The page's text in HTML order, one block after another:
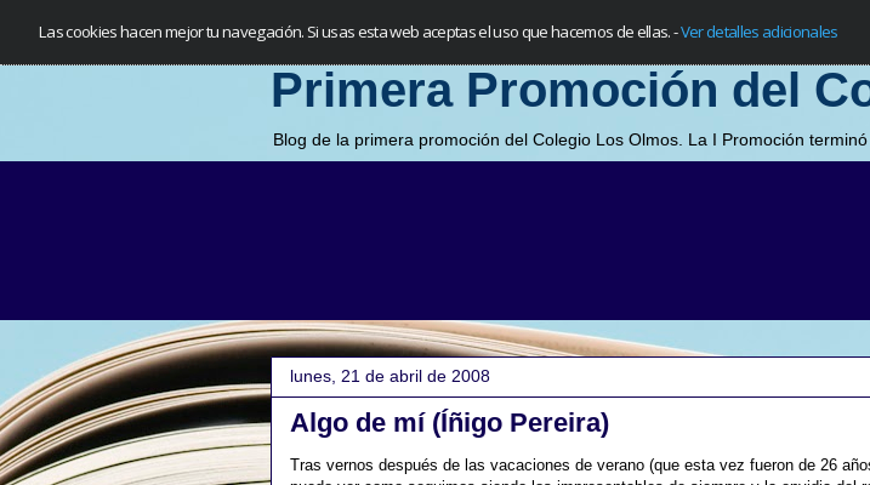
Las cookies hacen mejor tu navegación. Si usas esta web aceptas el uso que hacemos de ellas.-Ver detalles adicionales
Primera Promoción del
Blog de la primera promoción del Colegio Los Olmos. La I Promoción
lunes, 21 de abril de 2008
Algo de mí (Íñigo Pereira)
Tras vernos después de las vacaciones de verano (que esta vez fueron de 26